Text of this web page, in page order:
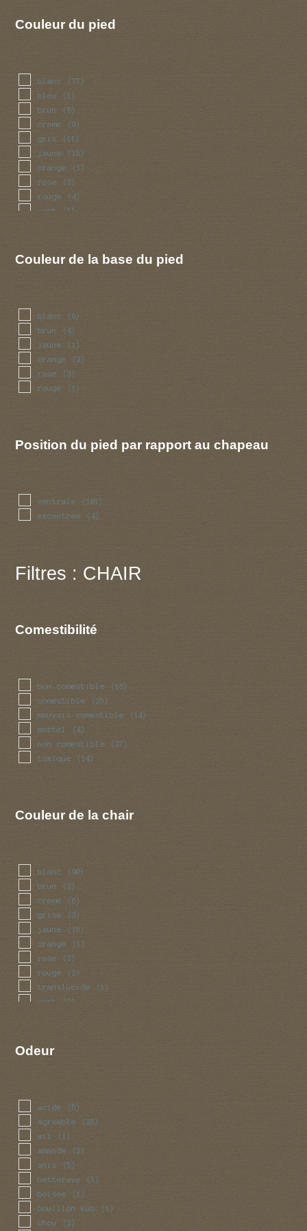
Couleur du pied
blanc (77)
bleu (1)
brun (8)
creme (9)
gris (11)
jaune (15)
orange (1)
rose (3)
rouge (4)
vert (1)
Couleur de la base du pied
blanc (8)
brun (4)
jaune (1)
orange (2)
rose (3)
rouge (1)
Position du pied par rapport au chapeau
centrale (101)
excentree (4)
Filtres : CHAIR
Comestibilité
bon comestible (16)
comestible (25)
mauvais comestible (14)
mortel (4)
non comestible (27)
toxique (14)
Couleur de la chair
blanc (90)
brun (3)
creme (6)
grise (3)
jaune (15)
orange (1)
rose (3)
rouge (2)
translucide (1)
vert (2)
Odeur
acide (5)
agreable (28)
ail (1)
amande (2)
anis (5)
betterave (1)
boisee (1)
bouillon kub (1)
chou (2)